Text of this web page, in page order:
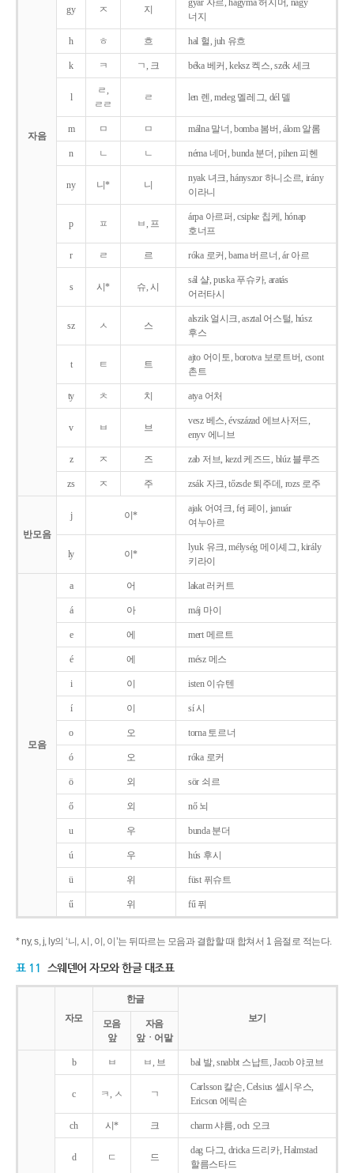
자음
gy ㅈ 지
gyár 자르, hagyma 허지머, nagy
너지
h ㅎ 흐 hal 헐, juh 유흐
k ㅋ ㄱ, 크 béka 베커, keksz 켁스, szék 세크
l
ㄹ,
ㄹㄹ
ㄹ len 렌, meleg 멜레그, dél 델
m ㅁ ㅁ málna 말너, bomba 봄버, álom 알롬
n ㄴ ㄴ néma 네머, bunda 분더, pihen 피헨
ny 니* 니
nyak 녀크, hányszor 하니소르, irány
이라니
p ㅍ ㅂ, 프
árpa 아르퍼, csipke 칩케, hónap
호너프
r ㄹ 르 róka 로커, barna 버르너, ár 아르
s 시* 슈, 시
sál 샬, puska 푸슈카, aratás
어러타시
sz ㅅ 스
alszik 얼시크, asztal 어스털, húsz
후스
t ㅌ 트
ajto 어이토, borotva 보로트버, csont
촌트
ty ㅊ 치 atya 어처
v ㅂ 브
vesz 베스, évszázad 에브사저드,
enyv 에니브
z ㅈ 즈 zab 저브, kezd 케즈드, blúz 블루즈
zs ㅈ 주 zsák 자크, tőzsde 퇴주데, rozs 로주
반모음
j 이*
ajak 어여크, fej 페이, január
여누아르
ly 이*
lyuk 유크, mélység 메이셰그, király
키라이
모음
a 어 lakat 러커트
á 아 máj 마이
e 에 mert 메르트
é 에 mész 메스
i 이 isten 이슈텐
í 이 sí 시
o 오 torna 토르너
ó 오 róka 로커
ö 외 sör 쇠르
ő 외 nő 뇌
u 우 bunda 분더
ú 우 hús 후시
ü 위 füst 퓌슈트
ű 위 fű 퓌
* ny, s, j, ly의 ‘니, 시, 이, 이’는 뒤따르는 모음과 결합할 때 합쳐서 1 음절로 적는다.
표 11 스웨덴어 자모와 한글 대조표
자모
한글
보기
모음
앞
자음
앞ㆍ어말
b ㅂ ㅂ, 브 bal 발, snabbt 스납트, Jacob 야코브
c ㅋ, ㅅ ㄱ
Carlsson 칼손, Celsius 셀시우스,
Ericson 에릭손
ch 시* 크 charm 샤름, och 오크
d ㄷ 드
dag 다그, dricka 드리카, Halmstad
할름스타드